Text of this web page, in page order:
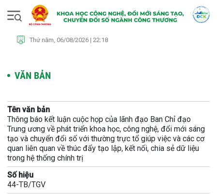
Thứ năm, 06/08/2026 | 22:18
VĂN BẢN
Tên văn bản
Thông báo kết luận cuộc họp của lãnh đạo Ban Chỉ đạo
Trung ương về phát triển khoa học, công nghệ, đổi mới sáng
tạo và chuyển đổi số với thường trực tổ giúp việc và các cơ
quan liên quan về thúc đẩy tạo lập, kết nối, chia sẻ dữ liệu
trong hệ thống chính trị
Số hiệu
44-TB/TGV